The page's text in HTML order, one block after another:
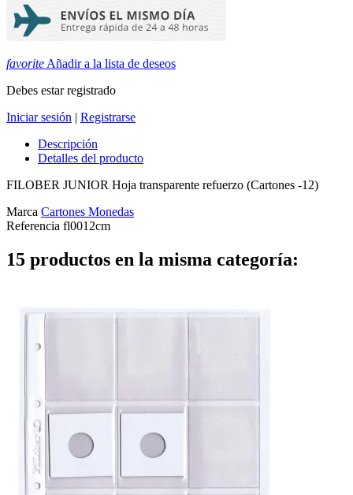
favorite Añadir a la lista de deseos
Debes estar registrado
Iniciar sesión | Registrarse
Descripción
Detalles del producto
FILOBER JUNIOR Hoja transparente refuerzo (Cartones -12)
Marca Cartones Monedas
Referencia fl0012cm
15 productos en la misma categoría: